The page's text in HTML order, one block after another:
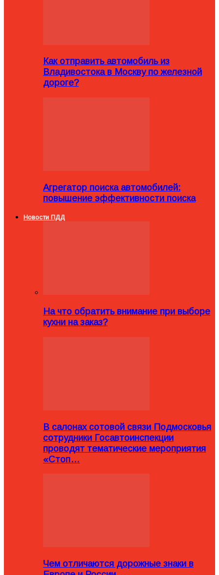
Как отправить автомобиль из
Владивостока в Москву по железной
дороге?
Агрегатор поиска автомобилей:
повышение эффективности поиска
Новости ПДД
На что обратить внимание при выборе
кухни на заказ?
В салонах сотовой связи Подмосковья
сотрудники Госавтоинспекции
проводят тематические мероприятия
«Стоп…
Чем отличаются дорожные знаки в